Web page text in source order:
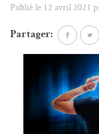
Publié le 12 avril 2021
Partager: